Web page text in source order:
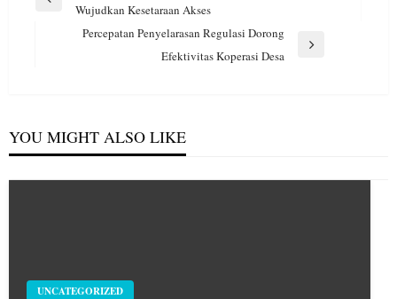
PreviousWujudkan Kesetaraan Akses
Percepatan Penyelarasan Regulasi Dorong
Efektivitas Koperasi Desa
YOU MIGHT ALSO LIKE
UNCATEGORIZED